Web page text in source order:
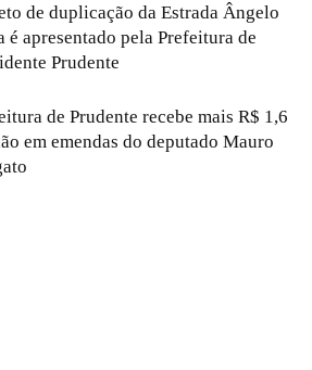
de duplicação da Estrada Ângelo
é apresentado pela Prefeitura de
Prudente
de Prudente recebe mais R$ 1,6
em emendas do deputado Mauro